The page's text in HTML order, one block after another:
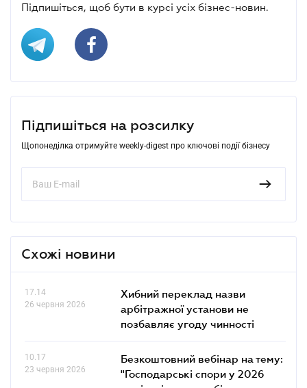
Підпишіться, щоб бути в курсі усіх бізнес-новин.
Підпишіться на розсилку
Щопонеділка отримуйте weekly-digest про ключові події бізнесу
Схожі новини
17.14
26 червня 2026
Хибний переклад назви
арбітражної установи не
позбавляє угоду чинності
10.17
23 червня 2026
Безкоштовний вебінар на тему:
"Господарські спори у 2026